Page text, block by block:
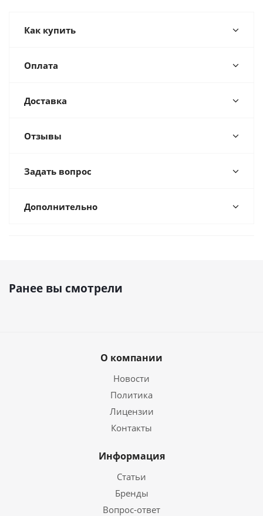
Как купить
Оплата
Доставка
Отзывы
Задать вопрос
Дополнительно
Ранее вы смотрели
О компании
Новости
Политика
Лицензии
Контакты
Информация
Статьи
Бренды
Вопрос-ответ